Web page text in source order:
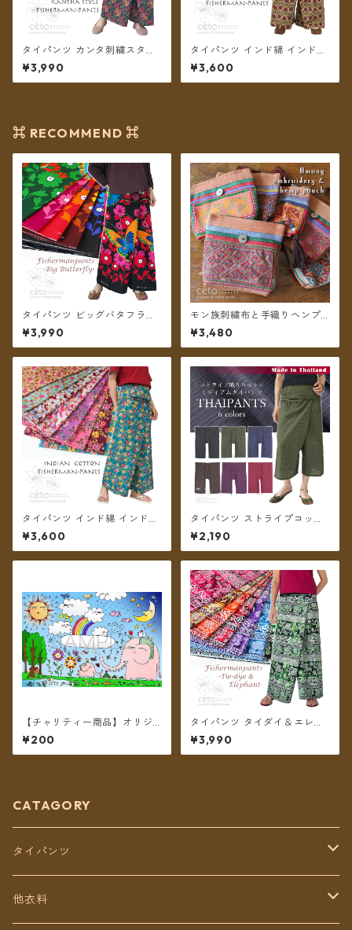
タイパンツ カンタ刺繍スタイ
ル インド綿 インド更紗 no.2
オリエンタルフラワープリン
ト 4カラー ロング丈【メール
¥3,990
タイパンツ インド綿 インド更
紗 no.8 花柄プリントいろいろ
7タイプ ロング丈【メール便送
料無料】
¥3,600
⌘ RECOMMEND ⌘
タイパンツ ビッグバタフライ
6カラー リゾパン ロング丈
【メール便送料無料】
¥3,990
モン族刺繍布と手織りヘンプ
フリンジチャームのポーチ ＊
メール便送料無料＊
¥3,480
タイパンツ インド綿 インド更
紗 no.9 花柄プリントいろいろ
4タイプ全8カラー ロング丈
【メール便送料無料】
¥3,600
タイパンツ ストライプコット
ン ポケット付き ミディアム丈
6カラー【メール便送料無料】
¥2,190
【チャリティー商品】オリジ
ナル チャリティポストカード
～We are all alive～
¥200
タイパンツ タイダイ＆エレフ
ァントプリント リゾパン 7カ
ラー ロング丈【メール便送料
無料】
¥3,990
CATAGORY
タイパンツ
定番無地タイパンツ
他衣料